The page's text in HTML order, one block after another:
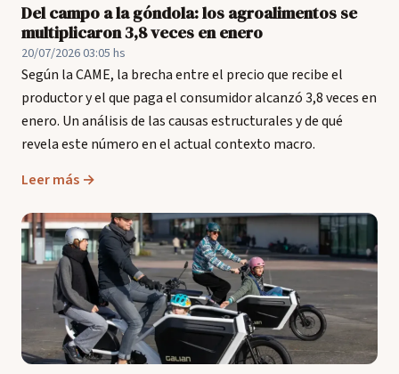
Del campo a la góndola: los agroalimentos se
multiplicaron 3,8 veces en enero
20/07/2026 03:05 hs
Según la CAME, la brecha entre el precio que recibe el
productor y el que paga el consumidor alcanzó 3,8 veces en
enero. Un análisis de las causas estructurales y de qué
revela este número en el actual contexto macro.
Leer más →